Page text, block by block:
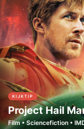
KIJKTIP
Project Hail
Film • Sciencefiction •